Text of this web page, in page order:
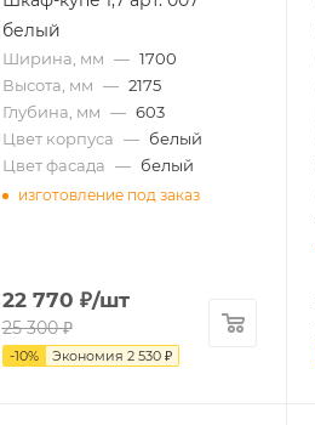
белый
Ширина, мм — 1700
Высота, мм — 2175
Глубина, мм — 603
Цвет корпуса — белый
Цвет фасада — белый
изготовление под заказ
22 770 ₽/шт
25 300₽
-10% Экономия 2 530₽